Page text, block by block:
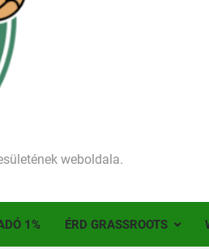
miatt játék nélkül jutottunk tovább
a 2026–2027-es szezon – hazai
Fesztivál – több mint 200
weboldala.
1% ÉRD GRASSROOTS